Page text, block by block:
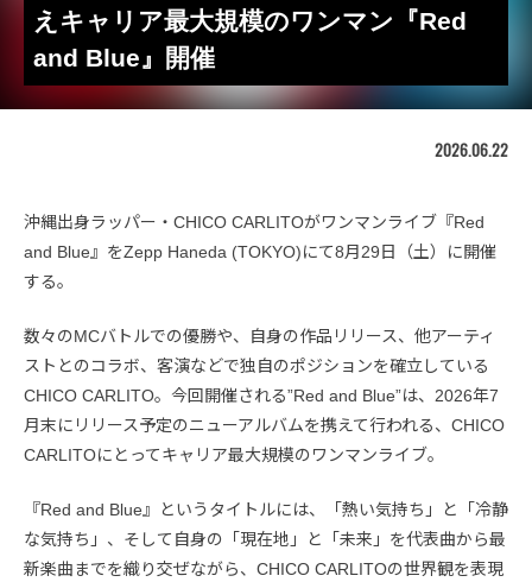
えキャリア最大規模のワンマン『Red
and Blue』開催
2026.06.22
沖縄出身ラッパー・CHICO CARLITOがワンマンライブ『Red
and Blue』をZepp Haneda (TOKYO)にて8月29日（土）に開催
する。
数々のMCバトルでの優勝や、自身の作品リリース、他アーティ
ストとのコラボ、客演などで独自のポジションを確立している
CHICO CARLITO。今回開催される”Red and Blue”は、2026年7
月末にリリース予定のニューアルバムを携えて行われる、CHICO
CARLITOにとってキャリア最大規模のワンマンライブ。
『Red and Blue』というタイトルには、「熱い気持ち」と「冷静
な気持ち」、そして自身の「現在地」と「未来」を代表曲から最
新楽曲までを織り交ぜながら、CHICO CARLITOの世界観を表現